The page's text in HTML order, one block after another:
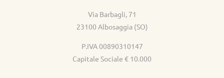
Via Barbagli, 71
23100 Albosaggia (SO)
P.IVA 00890310147
Capitale Sociale € 10.000